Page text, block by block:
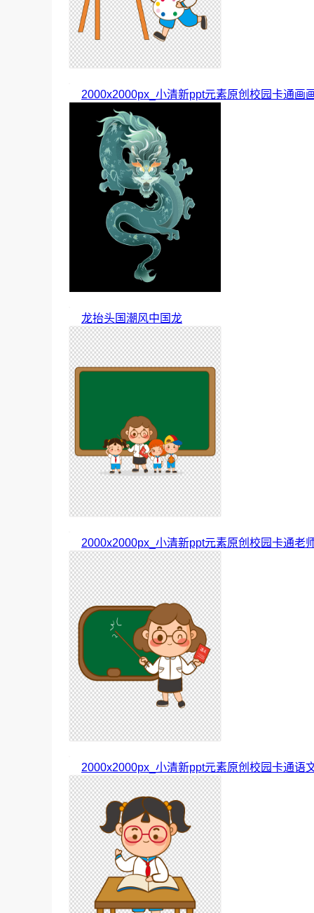
2000x2000px_小清新ppt元素原创校园卡通画
龙抬头国潮风中国龙
2000x2000px_小清新ppt元素原创校园卡通老
2000x2000px_小清新ppt元素原创校园卡通语